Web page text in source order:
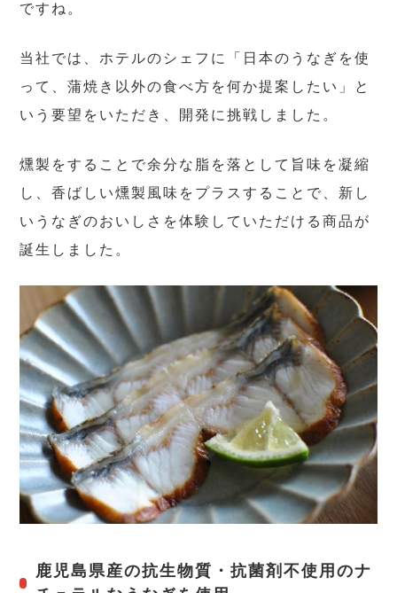
ですね。
当社では、ホテルのシェフに「日本のうなぎを使
って、蒲焼き以外の食べ方を何か提案したい」と
いう要望をいただき、開発に挑戦しました。
燻製をすることで余分な脂を落として旨味を凝縮
し、香ばしい燻製風味をプラスすることで、新し
いうなぎのおいしさを体験していただける商品が
誕生しました。
鹿児島県産の抗生物質・抗菌剤不使用のナ